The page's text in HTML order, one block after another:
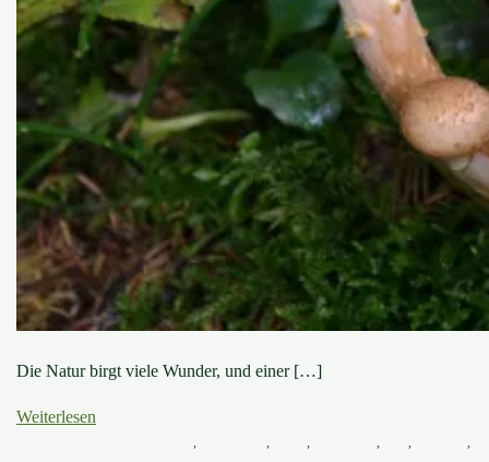
Die Natur birgt viele Wunder, und einer […]
Weiterlesen
, , , , ,
,